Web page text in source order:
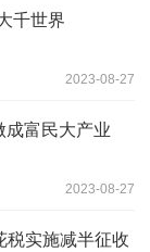
千世界
2023-08-27
成富民大产业
2023-08-27
税实施减半征收